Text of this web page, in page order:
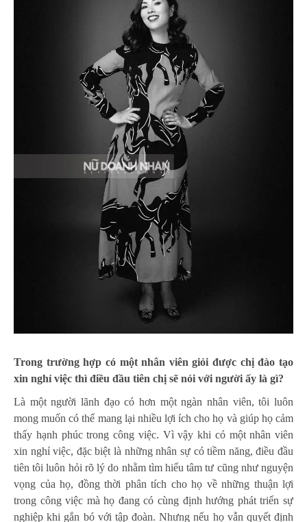
Trong trường hợp có một nhân viên giỏi được chị đào tạo
xin nghỉ việc thì điều đầu tiên chị sẽ nói với người ấy là gì?
Là một người lãnh đạo có hơn một ngàn nhân viên, tôi luôn
mong muốn có thể mang lại nhiều lợi ích cho họ và giúp họ cảm
thấy hạnh phúc trong công việc. Vì vậy khi có một nhân viên
xin nghỉ việc, đặc biệt là những nhân sự có tiềm năng, điều đầu
tiên tôi luôn hỏi rõ lý do nhằm tìm hiểu tâm tư cũng như nguyện
vọng của họ, đồng thời phân tích cho họ về những thuận lợi
trong công việc mà họ đang có cùng định hướng phát triển sự
nghiệp khi gắn bó với tập đoàn. Nhưng nếu họ vẫn quyết định